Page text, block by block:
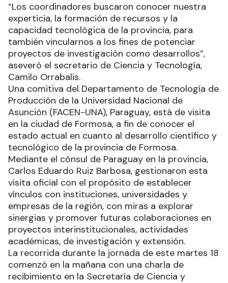
“Los coordinadores buscaron conocer nuestra
experticia, la formación de recursos y la
capacidad tecnológica de la provincia, para
también vincularnos a los fines de potenciar
proyectos de investigación como desarrollos”,
aseveró el secretario de Ciencia y Tecnología,
Camilo Orrabalis.
Una comitiva del Departamento de Tecnología de
Producción de la Universidad Nacional de
Asunción (FACEN-UNA), Paraguay, está de visita
en la ciudad de Formosa, a fin de conocer el
estado actual en cuanto al desarrollo científico y
tecnológico de la provincia de Formosa.
Mediante el cónsul de Paraguay en la provincia,
Carlos Eduardo Ruiz Barbosa, gestionaron esta
visita oficial con el propósito de establecer
vínculos con instituciones, universidades y
empresas de la región, con miras a explorar
sinergias y promover futuras colaboraciones en
proyectos interinstitucionales, actividades
académicas, de investigación y extensión.
La recorrida durante la jornada de este martes 18
comenzó en la mañana con una charla de
recibimiento en la Secretaría de Ciencia y